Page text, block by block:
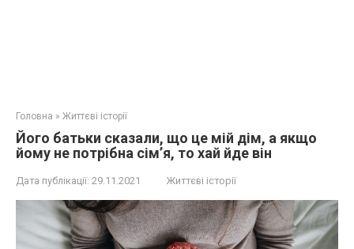
Головна » Життєві історії
Його батьки сказали, що це мій дім, а якщо
йому не потрібна сім’я, то хай йде він
Дата публікації: 29.11.2021 Життєві історії